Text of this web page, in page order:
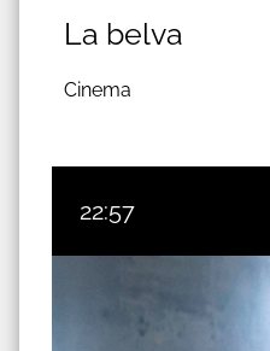
La belva
Cinema
22:57